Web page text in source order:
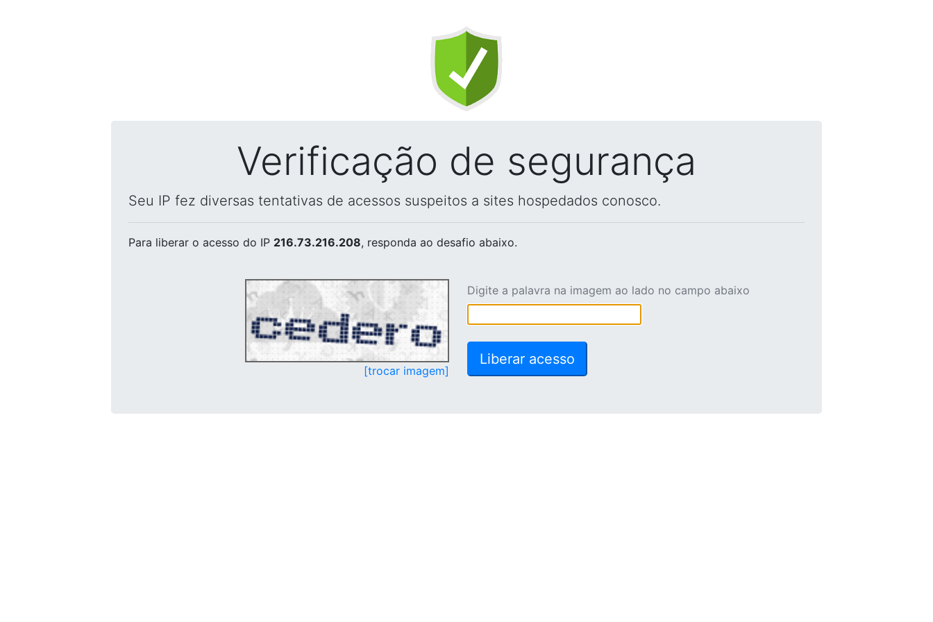
Verificação de segurança
Seu IP fez diversas tentativas de acessos suspeitos a sites hospedados conosco.
Para liberar o acesso do IP 216.73.216.208, responda ao desafio abaixo.
[trocar imagem]
Digite a palavra na imagem ao lado no campo abaixo